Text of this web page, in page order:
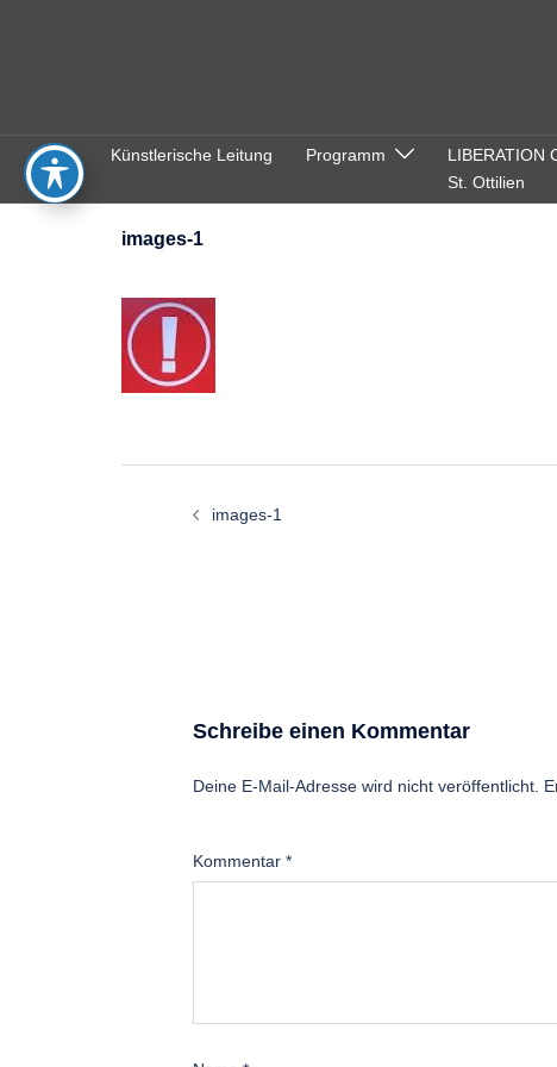
Künstlerische Leitung Programm
LIBERATION
St. Ottilien
images-1
images-1
Schreibe einen Kommentar
Deine E-Mail-Adresse wird nicht veröffentlicht.
Kommentar *